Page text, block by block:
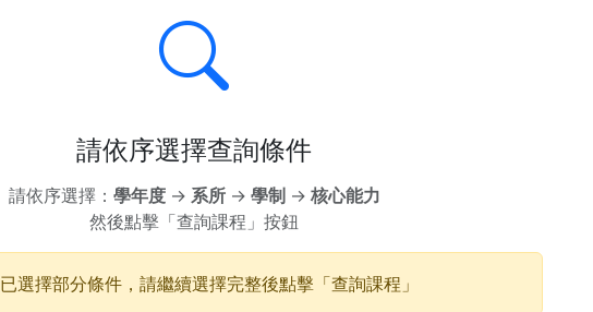
請依序選擇查詢條件
請依序選擇： 學年度→ 系所→ 學制→ 核心能力
然後點擊「查詢課程」按鈕
已選擇部分條件，請繼續選擇完整後點擊「查詢課程」